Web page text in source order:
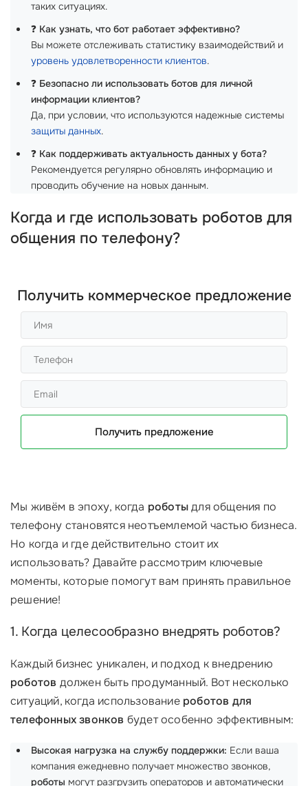
таких ситуациях.
❓ Как узнать, что бот работает эффективно?
Вы можете отслеживать статистику взаимодействий и
уровень удовлетворенности клиентов.
❓ Безопасно ли использовать ботов для личной
информации клиентов?
Да, при условии, что используются надежные системы
защиты данных.
❓ Как поддерживать актуальность данных у бота?
Рекомендуется регулярно обновлять информацию и
проводить обучение на новых данным.
Когда и где использовать роботов для
общения по телефону?
Получить коммерческое предложение
Получить предложение
Мы живём в эпоху, когда роботыдля общения по
телефону становятся неотъемлемой частью бизнеса.
Но когда и где действительно стоит их
использовать? Давайте рассмотрим ключевые
моменты, которые помогут вам принять правильное
решение!
1. Когда целесообразно внедрять роботов?
Каждый бизнес уникален, и подход к внедрению
роботов должен быть продуманный. Вот несколько
ситуаций, когда использование роботов для
телефонных звонков будет особенно эффективным:
Высокая нагрузка на службу поддержки: Если ваша
компания ежедневно получает множество звонков,
роботы могут разгрузить операторов и автоматически